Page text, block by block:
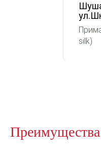
silk)